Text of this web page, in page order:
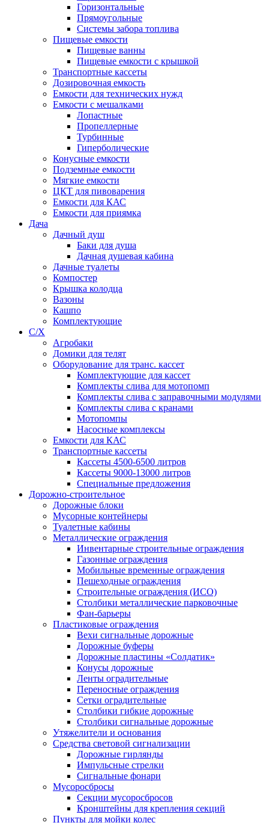
Горизонтальные
Прямоугольные
Системы забора топлива
Пищевые емкости
Пищевые ванны
Пищевые емкости с крышкой
Транспортные кассеты
Дозировочная емкость
Емкости для технических нужд
Емкости с мешалками
Лопастные
Пропеллерные
Турбинные
Гиперболические
Конусные емкости
Подземные емкости
Мягкие емкости
ЦКТ для пивоварения
Емкости для КАС
Емкости для приямка
Дача
Дачный душ
Баки для душа
Дачная душевая кабина
Дачные туалеты
Компостер
Крышка колодца
Вазоны
Кашпо
Комплектующие
С/Х
Агробаки
Домики для телят
Оборудование для транс. кассет
Комплектующие для кассет
Комплекты слива для мотопомп
Комплекты слива с заправочными модулями
Комплекты слива с кранами
Мотопомпы
Насосные комплексы
Емкости для КАС
Транспортные кассеты
Кассеты 4500-6500 литров
Кассеты 9000-13000 литров
Специальные предложения
Дорожно-строительное
Дорожные блоки
Мусорные контейнеры
Туалетные кабины
Металлические ограждения
Инвентарные строительные ограждения
Газонные ограждения
Мобильные временные ограждения
Пешеходные ограждения
Строительные ограждения (ИСО)
Столбики металлические парковочные
Фан-барьеры
Пластиковые ограждения
Вехи сигнальные дорожные
Дорожные буферы
Дорожные пластины «Солдатик»
Конусы дорожные
Ленты оградительные
Переносные ограждения
Сетки оградительные
Столбики гибкие дорожные
Столбики сигнальные дорожные
Утяжелители и основания
Средства световой сигнализации
Дорожные гирлянды
Импульсные стрелки
Сигнальные фонари
Мусоросбросы
Секции мусоросбросов
Кронштейны для крепления секций
Пункты для мойки колес